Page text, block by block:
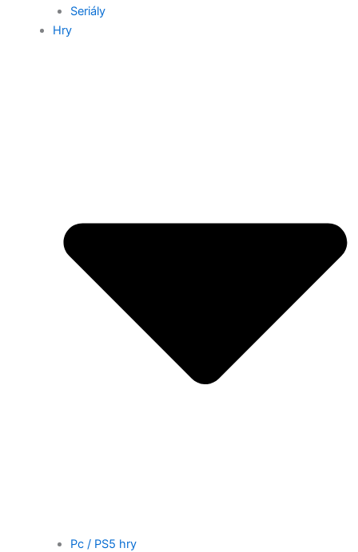
Seriály
Hry
Pc / PS5 hry